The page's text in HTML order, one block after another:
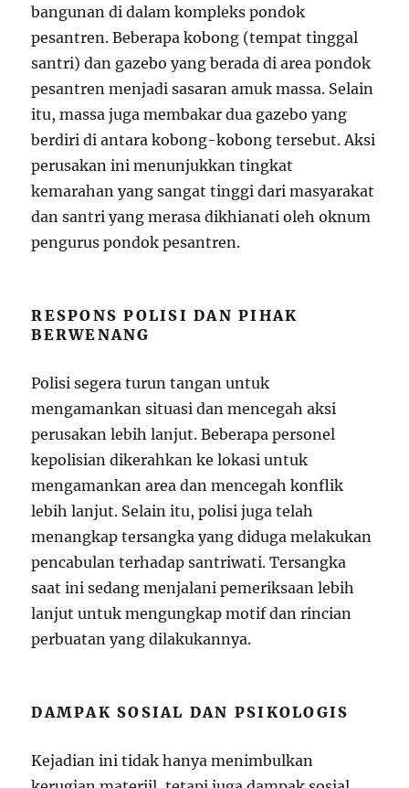
bangunan di dalam kompleks pondok
pesantren. Beberapa kobong (tempat tinggal
santri) dan gazebo yang berada di area pondok
pesantren menjadi sasaran amuk massa. Selain
itu, massa juga membakar dua gazebo yang
berdiri di antara kobong-kobong tersebut. Aksi
perusakan ini menunjukkan tingkat
kemarahan yang sangat tinggi dari masyarakat
dan santri yang merasa dikhianati oleh oknum
pengurus pondok pesantren.
RESPONS POLISI DAN PIHAK
BERWENANG
Polisi segera turun tangan untuk
mengamankan situasi dan mencegah aksi
perusakan lebih lanjut. Beberapa personel
kepolisian dikerahkan ke lokasi untuk
mengamankan area dan mencegah konflik
lebih lanjut. Selain itu, polisi juga telah
menangkap tersangka yang diduga melakukan
pencabulan terhadap santriwati. Tersangka
saat ini sedang menjalani pemeriksaan lebih
lanjut untuk mengungkap motif dan rincian
perbuatan yang dilakukannya.
DAMPAK SOSIAL DAN PSIKOLOGIS
Kejadian ini tidak hanya menimbulkan